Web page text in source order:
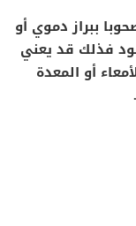
ببراز دموي أو
فذلك قد يعني
أو المعدة